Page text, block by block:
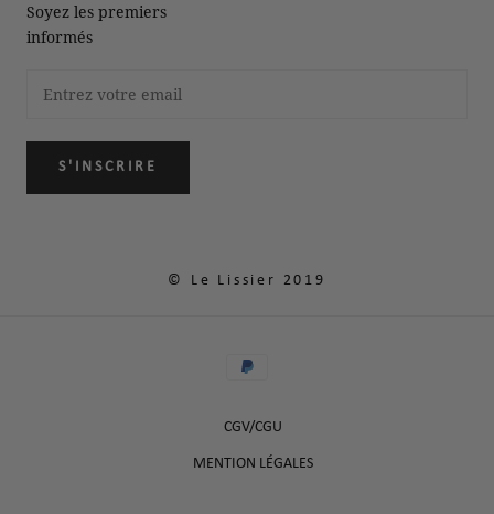
Soyez les premiers
informés
S'INSCRIRE
© Le Lissier 2019
CGV/CGU
MENTION LÉGALES